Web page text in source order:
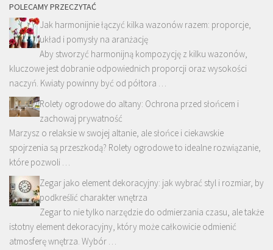
POLECAMY PRZECZYTAĆ
Jak harmonijnie łączyć kilka wazonów razem: proporcje,
układ i pomysły na aranżację
Aby stworzyć harmonijną kompozycję z kilku wazonów,
kluczowe jest dobranie odpowiednich proporcji oraz wysokości
naczyń. Kwiaty powinny być od półtora …
Rolety ogrodowe do altany: Ochrona przed słońcem i
zachowaj prywatność
Marzysz o relaksie w swojej altanie, ale słońce i ciekawskie
spojrzenia są przeszkodą? Rolety ogrodowe to idealne rozwiązanie,
które pozwoli …
Zegar jako element dekoracyjny: jak wybrać styl i rozmiar, by
podkreślić charakter wnętrza
Zegar to nie tylko narzędzie do odmierzania czasu, ale także
istotny element dekoracyjny, który może całkowicie odmienić
atmosferę wnętrza. Wybór …